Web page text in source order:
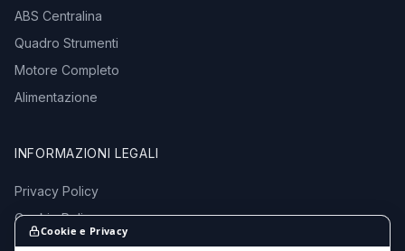
ABS Centralina
Quadro Strumenti
Motore Completo
Alimentazione
INFORMAZIONI LEGALI
Privacy Policy
Cookie Policy
Termini e Condizioni
Cookie e Privacy